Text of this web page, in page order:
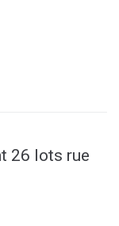
26 lots rue